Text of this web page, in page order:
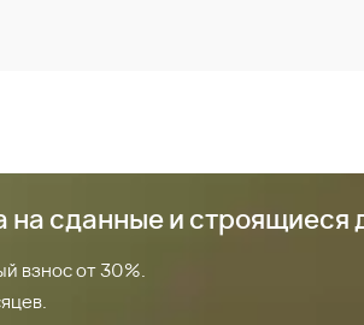
на сданные и строящиеся
взнос от 30%.